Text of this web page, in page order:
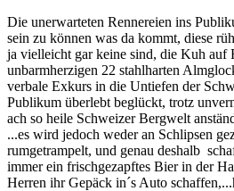
Die unerwarteten Rennereien ins
sein zu können was da kommt, diese
ja vielleicht gar keine sind, die Kuh auf
unbarmherzigen 22 stahlharten
verbale Exkurs in die Untiefen der
Publikum überlebt beglückt, trotz
ach so heile Schweizer Bergwelt
...es wird jedoch weder an Schlipsen
rumgetrampelt, und genau deshalb
immer ein frischgezapftes Bier in der
Herren ihr Gepäck in´s Auto